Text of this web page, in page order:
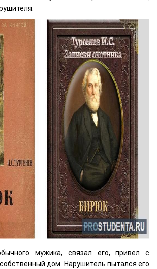
мужика, связал его, привел с
дом. Нарушитель пытался его